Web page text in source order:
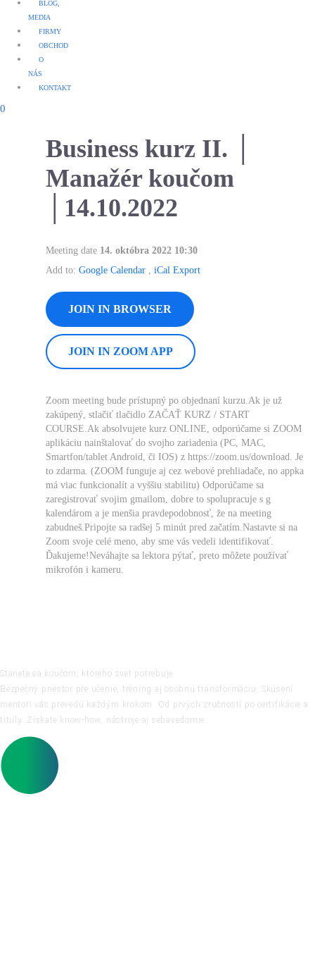
BLOG,
MEDIA
FIRMY
OBCHOD
O
NÁS
KONTAKT
0
Business kurz II. │
Manažér koučom
│14.10.2022
Meeting date 14. októbra 2022 10:30
Add to: Google Calendar , iCal Export
JOIN IN BROWSER
JOIN IN ZOOM APP
Zoom meeting bude prístupný po objednaní kurzu.Ak je už
zakúpený, stlačiť tlačidlo ZAČAŤ KURZ / START
COURSE.Ak absolvujete kurz ONLINE, odporúčame si ZOOM
aplikáciu nainštalovať do svojho zariadenia (PC, MAC,
Smartfon/tablet Android, či IOS) z https://zoom.us/download. Je
to zdarma. (ZOOM funguje aj cez webové prehliadače, no appka
má viac funkcionalít a vyššiu stabilitu) Odporúčame sa
zaregistrovať svojim gmailom, dobre to spolupracuje s g
kalendárom a je menšia pravdepodobnosť, že na meeting
zabudneš.Pripojte sa radšej 5 minút pred začatím.Nastavte si na
Zoom svoje celé meno, aby sme vás vedeli identifikovať.
Ďakujeme!Neváhajte sa lektora pýtať, preto môžete používať
mikrofón i kameru.
Stanete sa koučom, ktorého svet potrebuje
Bezpečný priestor pre učenie, tréning aj osobnú transformáciu. Skúsení
mentori vás prevedú každým krokom. Od prvých zručností po certifikácie a
tituly. Získate know-how, nástroje aj sebavedomie.